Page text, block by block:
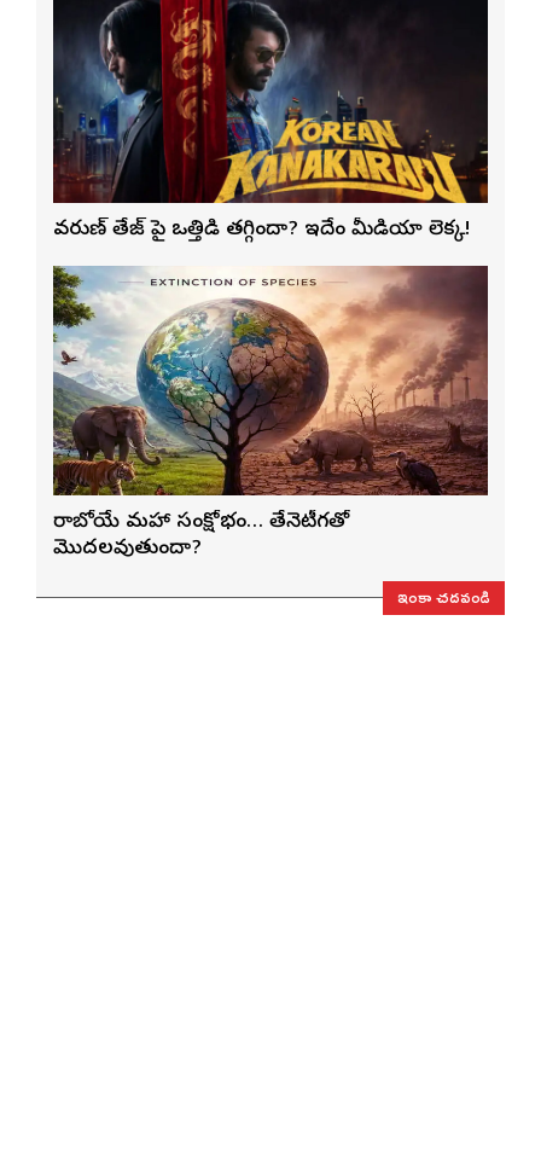
వరుణ్ తేజ్‌ పై ఒత్తిడి తగ్గిందా? ఇదేం మీడియా లెక్క!
రాబోయే మహా సంక్షోభం… తేనెటీగతో
మొదలవుతుందా?
ఇంకా చదవండి